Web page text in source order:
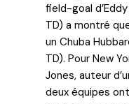
field-goal d’Eddy
TD) a montré
un Chuba
TD). Pour New
Jones, auteur
deux équipes